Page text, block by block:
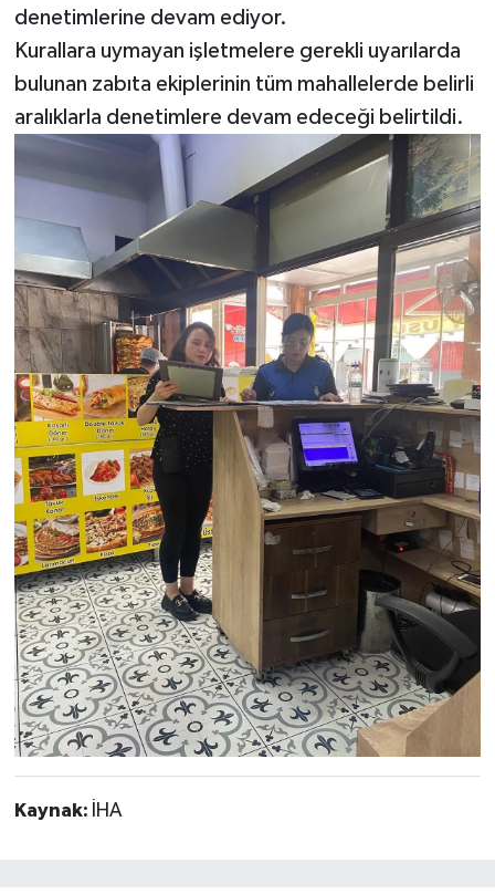
denetimlerine devam ediyor.
Kurallara uymayan işletmelere gerekli uyarılarda
bulunan zabıta ekiplerinin tüm mahallelerde belirli
aralıklarla denetimlere devam edeceği belirtildi.
Kaynak: İHA
MAGAZİN